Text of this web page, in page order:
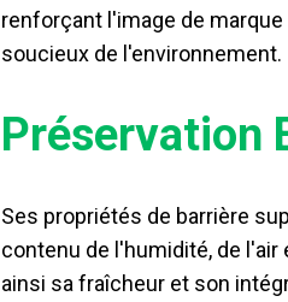
renforçant l'image de
soucieux de l'environnement.
Préservation
Ses propriétés de barrière
contenu de l'humidité, de l'air
ainsi sa fraîcheur et son